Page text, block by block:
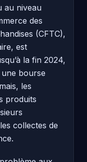
au niveau
des
(CFTC),
est
la fin 2024,
bourse
les
produits
collectes de